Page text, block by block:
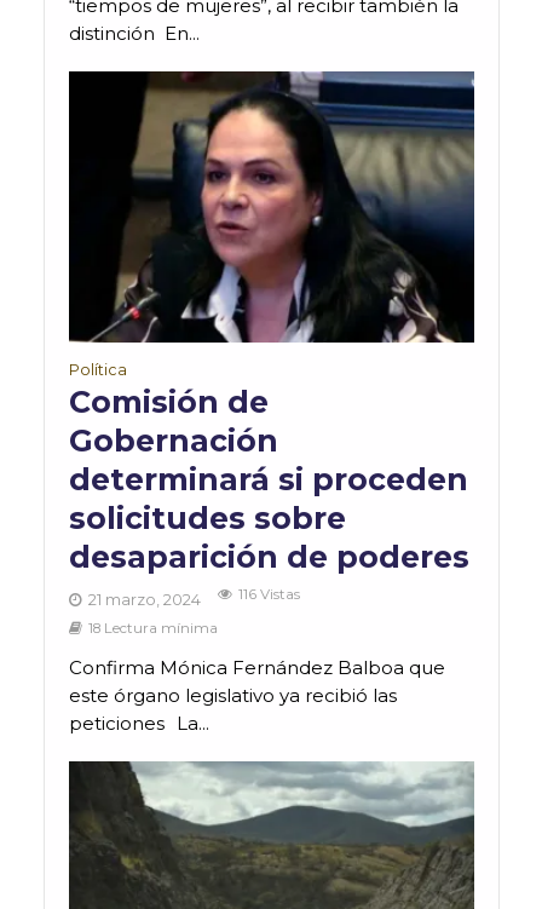
“tiempos de mujeres”, al recibir también la
distinción En...
Política
Comisión de
Gobernación
determinará si proceden
solicitudes sobre
desaparición de poderes
21 marzo, 2024
116 Vistas
18 Lectura mínima
Confirma Mónica Fernández Balboa que
este órgano legislativo ya recibió las
peticiones La...